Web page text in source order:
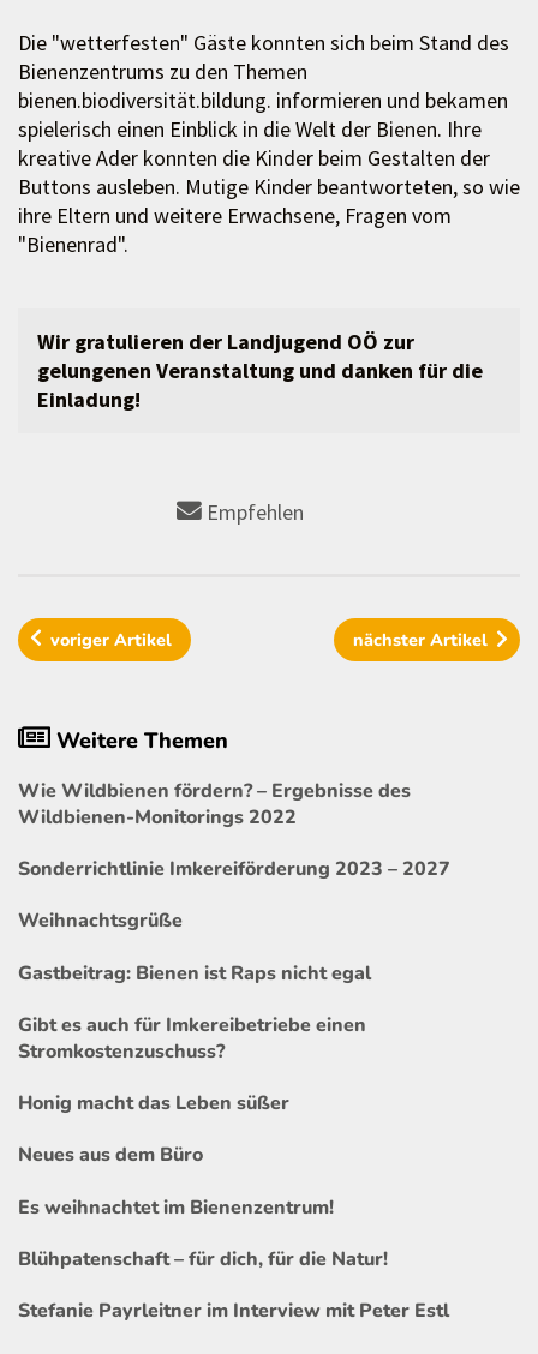
Die "wetterfesten" Gäste konnten sich beim Stand des
Bienenzentrums zu den Themen
bienen.biodiversität.bildung. informieren und bekamen
spielerisch einen Einblick in die Welt der Bienen. Ihre
kreative Ader konnten die Kinder beim Gestalten der
Buttons ausleben. Mutige Kinder beantworteten, so wie
ihre Eltern und weitere Erwachsene, Fragen vom
"Bienenrad".
Wir gratulieren der Landjugend OÖ zur
gelungenen Veranstaltung und danken für die
Einladung!
Empfehlen
vorigerArtikel nächster Artikel
Weitere Themen
Wie Wildbienen fördern? – Ergebnisse des
Wildbienen-Monitorings 2022
Sonderrichtlinie Imkereiförderung 2023 – 2027
Weihnachtsgrüße
Gastbeitrag: Bienen ist Raps nicht egal
Gibt es auch für Imkereibetriebe einen
Stromkostenzuschuss?
Honig macht das Leben süßer
Neues aus dem Büro
Es weihnachtet im Bienenzentrum!
Blühpatenschaft – für dich, für die Natur!
Stefanie Payrleitner im Interview mit Peter Estl